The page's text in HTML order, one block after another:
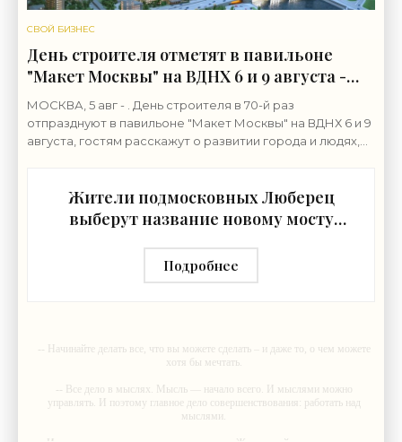
СВОЙ БИЗНЕС
День строителя отметят в павильоне
"Макет Москвы" на ВДНХ 6 и 9 августа -
«Строительство»
МОСКВА, 5 авг - . День строителя в 70-й раз
отпразднуют в павильоне "Макет Москвы" на ВДНХ 6 и 9
августа, гостям расскажут о развитии города и людях,
Жители подмосковных Люберец
выберут название новому мосту
«Строительство»
Подробнее
-- Начинайте делать все, что вы можете сделать – и даже то, о чем можете
хотя бы мечтать.
-- Все дело в мыслях. Мысль — начало всего. И мыслями можно
управлять. И поэтому главное дело совершенствования: работать над
мыслями.